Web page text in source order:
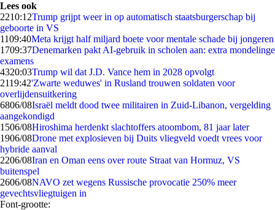
Lees ook
2210:12Trump grijpt weer in op automatisch staatsburgerschap bij
geboorte in VS
1109:40Meta krijgt half miljard boete voor mentale schade bij jongeren
1709:37Denemarken pakt AI-gebruik in scholen aan: extra mondelinge
examens
4320:03Trump wil dat J.D. Vance hem in 2028 opvolgt
2119:42'Zwarte weduwes' in Rusland trouwen soldaten voor
overlijdensuitkering
6806/08Israël meldt dood twee militairen in Zuid-Libanon, vergelding
aangekondigd
1506/08Hiroshima herdenkt slachtoffers atoombom, 81 jaar later
1906/08Drone met explosieven bij Duits vliegveld voedt vrees voor
hybride aanval
2206/08Iran en Oman eens over route Straat van Hormuz, VS
buitenspel
2606/08NAVO zet wegens Russische provocatie 250% meer
gevechtsvliegtuigen in
Font-grootte: